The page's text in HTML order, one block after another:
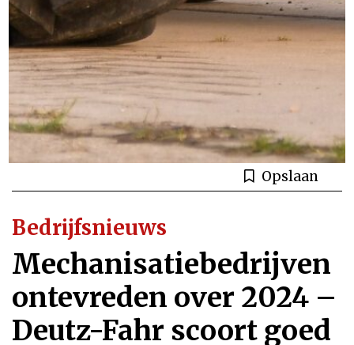
Opslaan
Bedrijfsnieuws
Mechanisatiebedrijven
ontevreden over 2024 –
Deutz-Fahr scoort goed